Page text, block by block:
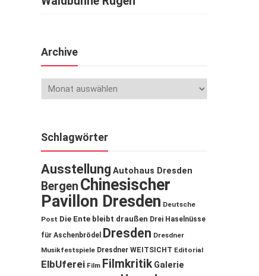
Archive
Schlagwörter
Ausstellung Autohaus Dresden
Bergen Chinesischer
Pavillon Dresden Deutsche
Post Die Ente bleibt draußen Drei Haselnüsse
für Aschenbrödel
Dresden Dresdner
Musikfestspiele Dresdner WEITSICHT Editorial
ElbUferei Film Filmkritik Galerie